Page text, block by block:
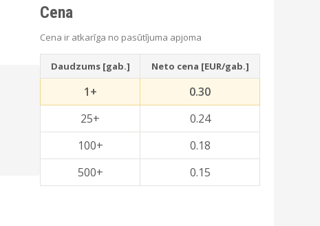
Cena
Cena ir atkarīga no pasūtījuma apjoma
Daudzums [gab.] Neto cena [EUR/gab.]
1+
0.30
25+
0.24
100+
0.18
500+
0.15